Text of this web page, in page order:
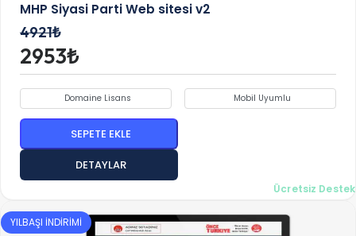
MHP Siyasi Parti Web sitesi v2
4921₺
2953₺
Ücretsiz Destek
Domaine Lisans Mobil Uyumlu
SEPETE EKLE
DETAYLAR
YILBAŞI İNDİRİMİ